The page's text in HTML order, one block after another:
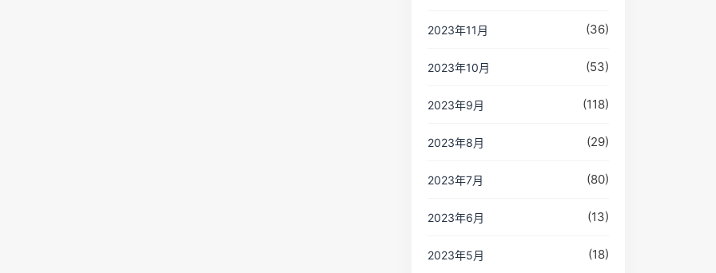
2023年11月 (36)
2023年10月 (53)
2023年9月 (118)
2023年8月 (29)
2023年7月 (80)
2023年6月 (13)
2023年5月 (18)